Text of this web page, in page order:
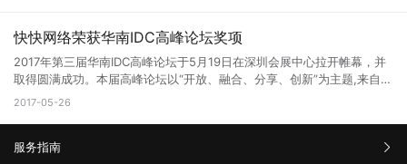
作为后备电源，总容量为9600KVA，保证99.99%持续电力供应。 恒温
6330KW，两套系统互为备份，保证机房通风、恒温、恒湿 机房温度控
制在：22±3摄氏度，相对湿度：30%~70%。 网络资源 机房依托中国
电信强大的技术力量和网络资源，企业用户的网络设备通过海峡通信IDC
温湿度等。采用数字式视频安防监控系统，录像保存时间>3个月，可根
的增加，想要顺畅的链接，高速稳定的带宽和强大防御是必不可少的！
功，“党务政务网络信息安全防护平台暨网络数据、安全防护中心”项目能
正式启动表示祝贺，快快网络将联合宁波卓智以及其他安全公司一起为该
安全防护平台还建立面向党务政务领域的信息安全网络数据、安全防护中
心，建立统一高效的网络安全风险报告机制、情报共享机制、研判处置机
制，提高漏洞可发现、风险可防范能力。 这是企业回报党和国家的最好
机会。 今后，全国党政机关、企事业单位只需登录党建先锋网站，
快快网络荣获华南IDC高峰论坛奖项
2017年第三届华南IDC高峰论坛于5月19日在深圳会展中心拉开帷幕，并
取得圆满成功。本届高峰论坛以“开放、融合、分享、创新”为主题,来自全
国各地的著名IDC服务商参加了本次展会，厦门快快网络科技有限公司携
年度最具价值新锐奖 参展嘉宾代表进行演讲，深度剖析IDC的发展以及未
2017-05-26
服务指南